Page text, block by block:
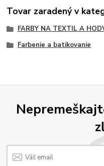
Tovar zaradený v
FARBY NA TEXTIL A
Farbenie a batikovanie